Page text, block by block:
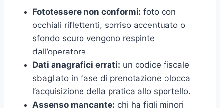
Fototessere non conformi: foto con
occhiali riflettenti, sorriso accentuato o
sfondo scuro vengono respinte
dall’operatore.
Dati anagrafici errati: un codice fiscale
sbagliato in fase di prenotazione blocca
l’acquisizione della pratica allo sportello.
Assenso mancante: chi ha figli minori